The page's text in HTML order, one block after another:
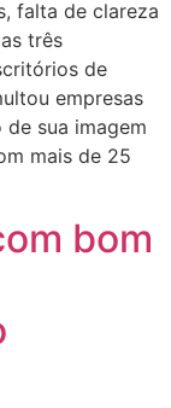
falta de clareza
três
de
empresas
sua imagem
mais de 25
bom